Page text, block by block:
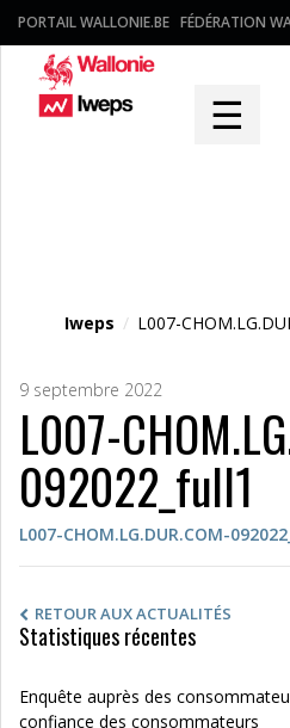
PORTAIL WALLONIE.BE FÉDÉRATION
☰
Iweps / L007-
9 septembre 2022
L007-
092022_full1
L007-CHOM.LG.DUR.COM-
RETOUR AUX ACTUALITÉS
Statistiques récentes
Enquête auprès des
confiance des consommateurs